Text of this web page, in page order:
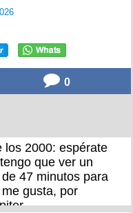
0
los 2000: espérate
que ver un
47 minutos para
gusta, por